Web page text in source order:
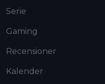
Serie
Gaming
Recensioner
Kalender